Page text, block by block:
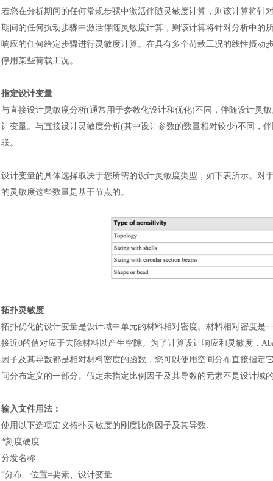
若您在分析期间的任何常规步骤中激活伴随灵敏度计算，则该计算将
期间的任何扰动步骤中激活伴随灵敏度计算，则该计算将针对分析中
响应的任何给定步骤进行灵敏度计算。在具有多个荷载工况的线性摄
停用某些荷载工况。
指定设计变量
与直接设计灵敏度分析(通常用于参数化设计和优化)不同，伴随设计灵
计变量。与直接设计灵敏度分析(其中设计参数的数量相对较少)不同，
联。
设计变量的具体选择取决于您所需的设计灵敏度类型，如下表所示。
的灵敏度这些数量是基于节点的。
拓扑灵敏度
拓扑优化的设计变量是设计域中单元的材料相对密度。材料相对密度是
接近0的值对应于去除材料以产生空隙。为了计算设计响应和灵敏度，
因子及其导数都是相对材料密度的函数，您可以使用空间分布直接指
间分布定义的一部分。假定未指定比例因子及其导数的元素不是设计域
输入文件用法 ：
使用以下选项定义拓扑灵敏度的刚度比例因子及其导数:
*刻度硬度
分发名称
“分布、位置=要素、设计变量